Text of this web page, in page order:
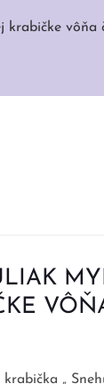
krabičke vôňa
krabička „